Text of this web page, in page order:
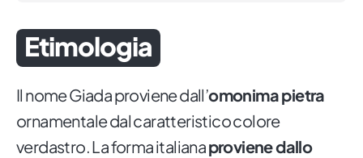
Etimologia
Il nome Giada proviene dall’omonima pietra
ornamentale dal caratteristico colore
verdastro. La forma italianaproviene dallo